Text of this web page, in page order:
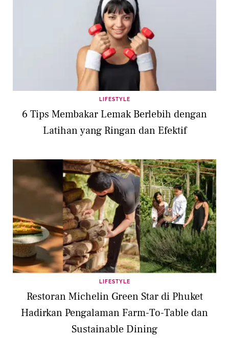
LIFESTYLE
6 Tips Membakar Lemak Berlebih dengan
Latihan yang Ringan dan Efektif
LIFESTYLE
Restoran Michelin Green Star di Phuket
Hadirkan Pengalaman Farm-To-Table dan
Sustainable Dining